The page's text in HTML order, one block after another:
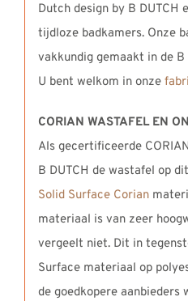
Dutch design by B DUTCH
tijdloze badkamers. Onze
vakkundig gemaakt in de B
U bent welkom in onze
CORIAN WASTAFEL EN
Als gecertificeerde
B DUTCH de wastafel op
Solid Surface Corian
materiaal is van zeer
vergeelt niet. Dit in
Surface materiaal op
de goedkopere aanbieders